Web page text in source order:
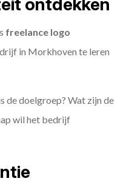
ontdekken
freelance logo
in Morkhoven te leren
de doelgroep? Wat zijn de
wil het bedrijf